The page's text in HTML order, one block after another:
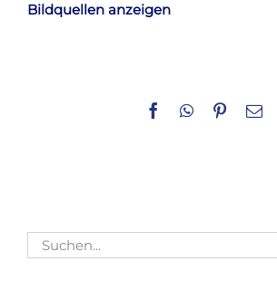
Bildquellen anzeigen
Facebook
WhatsApp
Pinterest
E-
Suche
nach: